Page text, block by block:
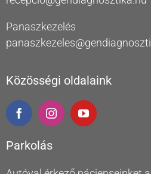
Panaszkezelés
Közösségi oldalaink
Parkolás